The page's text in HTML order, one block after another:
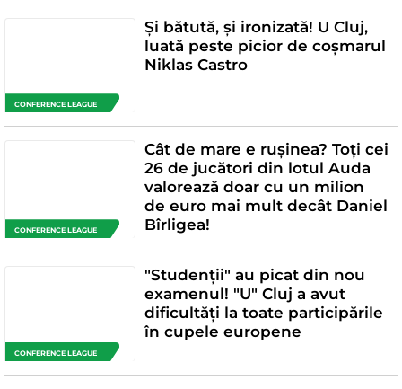
CONFERENCE LEAGUE
Și bătută, și ironizată! U Cluj,
luată peste picior de coșmarul
Niklas Castro
CONFERENCE LEAGUE
Cât de mare e rușinea? Toți cei
26 de jucători din lotul Auda
valorează doar cu un milion
de euro mai mult decât Daniel
Bîrligea!
CONFERENCE LEAGUE
"Studenții" au picat din nou
examenul! "U" Cluj a avut
dificultăți la toate participările
în cupele europene